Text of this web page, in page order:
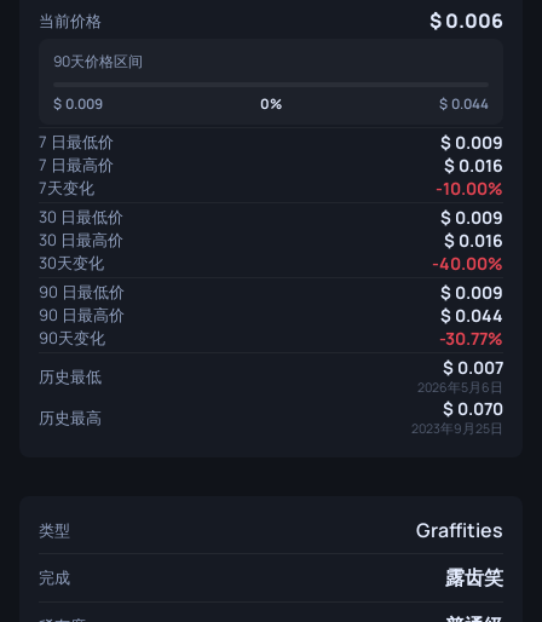
当前价格 0.006
90天价格区间
0.009 0% 0.044
7 日最低价 0.009
7 日最高价 0.016
7天变化 -10.00%
30 日最低价 0.009
30 日最高价 0.016
30天变化 -40.00%
90 日最低价 0.009
90 日最高价 0.044
90天变化 -30.77%
历史最低 0.007
2026年5月6日
历史最高 0.070
2023年9月25日
类型 Graffities
完成 露齿笑